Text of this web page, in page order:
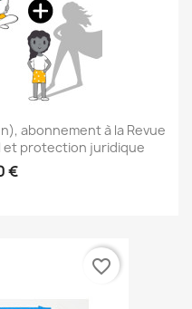
abonnement à la Revue
et protection juridique
€
favorite_border